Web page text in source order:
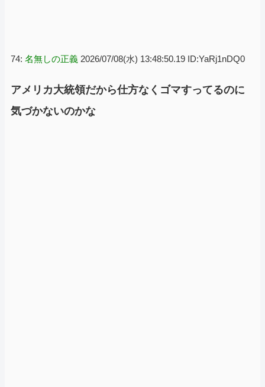
74: 名無しの正義 2026/07/08(水) 13:48:50.19 ID:YaRj1nDQ0
アメリカ大統領だから仕方なくゴマすってるのに
気づかないのかな